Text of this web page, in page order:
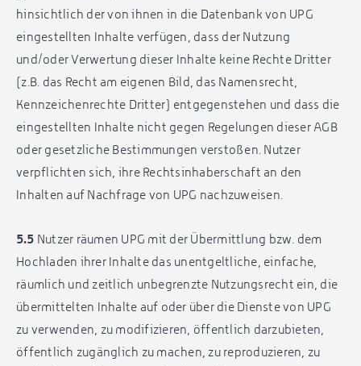
hinsichtlich der von ihnen in die Datenbank von UPG
eingestellten Inhalte verfügen, dass der Nutzung
und/oder Verwertung dieser Inhalte keine Rechte Dritter
(z.B. das Recht am eigenen Bild, das Namensrecht,
Kennzeichenrechte Dritter) entgegenstehen und dass die
eingestellten Inhalte nicht gegen Regelungen dieser AGB
oder gesetzliche Bestimmungen verstoßen. Nutzer
verpflichten sich, ihre Rechtsinhaberschaft an den
Inhalten auf Nachfrage von UPG nachzuweisen.
5.5 Nutzer räumen UPG mit der Übermittlung bzw. dem
Hochladen ihrer Inhalte das unentgeltliche, einfache,
räumlich und zeitlich unbegrenzte Nutzungsrecht ein, die
übermittelten Inhalte auf oder über die Dienste von UPG
zu verwenden, zu modifizieren, öffentlich darzubieten,
öffentlich zugänglich zu machen, zu reproduzieren, zu